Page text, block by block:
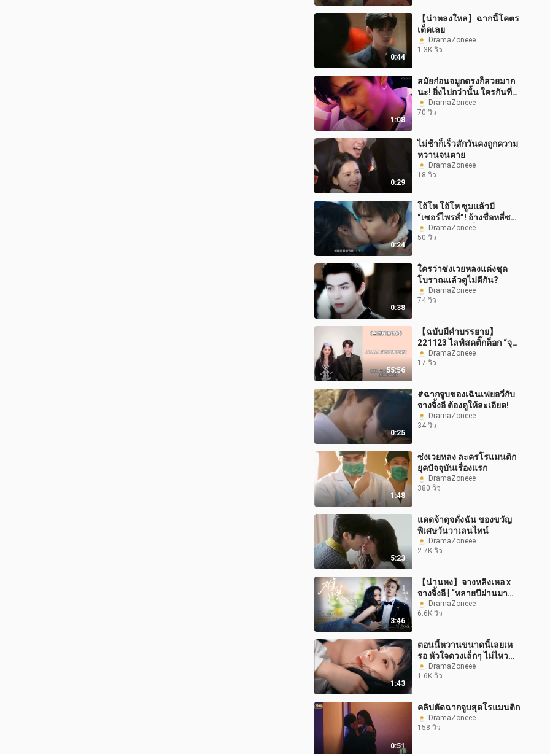
0:44
【น่าหลงใหล】ฉากนี้โคตร
เด็ดเลย
DramaZoneee
1.3K วิว
1:08
สมัยก่อนจมูกตรงก็สวยมาก
นะ! ยิ่งไปกว่านั้น ใครกันที่
วัยสิบกว่าปีจะมีพลังการ
ถ่ายทอดแฟชั่นขนาดนี้ได้!?
DramaZoneee
70 วิว
0:29
ไม่ช้าก็เร็วสักวันคงถูกความ
หวานจนตาย
DramaZoneee
18 วิว
0:24
โอ้โห โอ้โห ซูมแล้วมี
“เซอร์ไพรส์”! อ้างชื่อหลี่ซ
วิน แต่กลับทำเรื่องของ
เฉินเฟยอวี่
DramaZoneee
50 วิว
0:38
ใครว่าซ่งเวยหลงแต่งชุด
โบราณแล้วดูไม่ดีกัน?
DramaZoneee
74 วิว
55:56
【ฉบับมีคำบรรยาย】
221123 ไลฟ์สดติ๊กต็อก “จุด
ไฟให้ฉัน อุ่นใจเธอ” | เฉินเฟ
ยอวี่ | จางจิ้งอี
DramaZoneee
17 วิว
0:25
#ฉากจูบของเฉินเฟยอวี่กับ
จางจิ้งอี ต้องดูให้ละเอียด!
DramaZoneee
34 วิว
1:48
ซ่งเวยหลง ละครโรแมนติก
ยุคปัจจุบันเรื่องแรก
DramaZoneee
380 วิว
5:23
แดดจ้าดุจดั่งฉัน ของขวัญ
พิเศษวันวาเลนไทน์
DramaZoneee
2.7K วิว
3:46
【น่านหง】จางหลิงเหอ x
จางจิ้งอี | “หลายปีผ่านมา
แล้ว ฉันก็ยังคงชอบแค่เธอ
คนเดียว”
DramaZoneee
6.6K วิว
1:43
ตอนนี้หวานขนาดนี้เลยเห
รอ หัวใจดวงเล็กๆ ไม่ไหว
แล้วDramaZoneee
1.6K วิว
0:51
คลิปตัดฉากจูบสุดโรแมนติก
DramaZoneee
158 วิว